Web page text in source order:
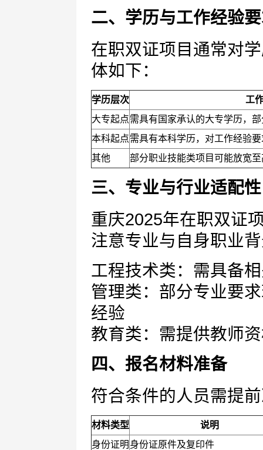
二、学历与工作经验
在职双证项目通常对
体如下：
学历层次
工
大专起点需具有国家承认的大专学历，
本科起点需具有本科学历，对工作经验
其他
部分职业技能类项目可能放宽
三、专业与行业适配性
重庆2025年在职双证
注意专业与自身职业
工程技术类：需具备
管理类：部分专业要
经验
教育类：需提供教师
四、报名材料准备
符合条件的人员需提
材料类型
说明
身份证明 身份证原件及复印件